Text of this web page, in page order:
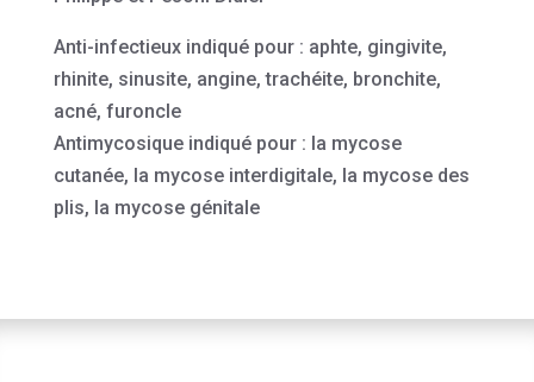
Anti-infectieux indiqué pour : aphte, gingivite,
rhinite, sinusite, angine, trachéite, bronchite,
acné, furoncle
Antimycosique indiqué pour : la mycose
cutanée, la mycose interdigitale, la mycose des
plis, la mycose génitale